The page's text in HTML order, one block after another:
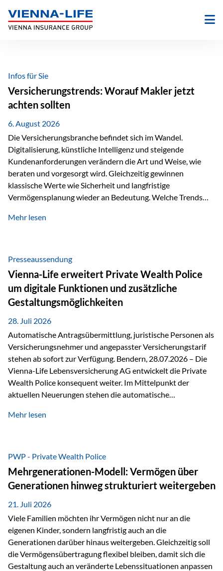
Inhalt
springen
Infos für Sie
Versicherungstrends: Worauf Makler jetzt
achten sollten
6. August 2026
Die Versicherungsbranche befindet sich im Wandel.
Digitalisierung, künstliche Intelligenz und steigende
Kundenanforderungen verändern die Art und Weise, wie
beraten und vorgesorgt wird. Gleichzeitig gewinnen
klassische Werte wie Sicherheit und langfristige
Vermögensplanung wieder an Bedeutung. Welche Trends
Blick behalten? Digitalisierung und KI verändern die
administrative Aufgaben, beschleunigen Abläufe und
schaffen mehr Zeit für das Wesentliche: die persönliche
Beratung. Gerade deshalb wird die individuelle Betreuung
zum entscheidenden Erfolgsfaktor. Technologie kann
unterstützen, Vertrauen entsteht jedoch weiterhin im
persönlichen Gespräch. Bei der Vienna-Life reagieren…
Mehr lesen
Presseaussendung
Vienna-Life erweitert Private Wealth Police
um digitale Funktionen und zusätzliche
Gestaltungsmöglichkeiten
28. Juli 2026
Automatische Antragsübermittlung, juristische Personen als
Versicherungsnehmer und angepasster Versicherungstarif
stehen ab sofort zur Verfügung. Bendern, 28.07.2026 – Die
Vienna-Life Lebensversicherung AG entwickelt die Private
Wealth Police konsequent weiter. Im Mittelpunkt der
aktuellen Neuerungen stehen die automatische
als Versicherungsnehmer einzusetzen, sowie eine
Abwicklung für Vertriebspartner deutlich effizienter
gestaltet. Anträge werden direkt elektronisch übermittelt,
Medienbrüche reduziert und die weitere Bearbeitung
beschleunigt. Ab sofort können auch juristische Personen,
wie Kapitalgesellschaften oder Stiftungen, als
Versicherungsnehmer eingesetzt werden. Damit erweitert
die Vienna-Life die Einsatzmöglichkeiten der Private Wealth
Police insbesondere für…
Mehr lesen
PWP - Private Wealth Police
Mehrgenerationen-Modell: Vermögen über
Generationen hinweg strukturiert weitergeben
21. Juli 2026
Viele Familien möchten ihr Vermögen nicht nur an die
eigenen Kinder, sondern langfristig auch an die
Generationen darüber hinaus weitergeben. Gleichzeitig soll
die Vermögensübertragung flexibel bleiben, damit sich die
Gestaltung auch an veränderte Lebenssituationen anpassen